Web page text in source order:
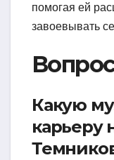
помогая ей
завоевывать
Какую
карьеру